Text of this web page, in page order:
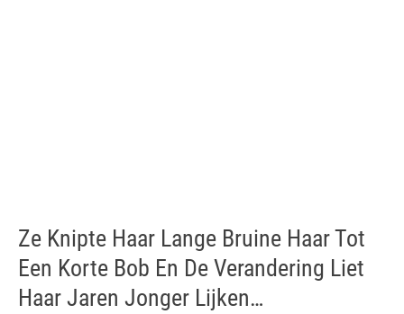
Ze Knipte Haar Lange Bruine Haar Tot
Een Korte Bob En De Verandering Liet
Haar Jaren Jonger Lijken…